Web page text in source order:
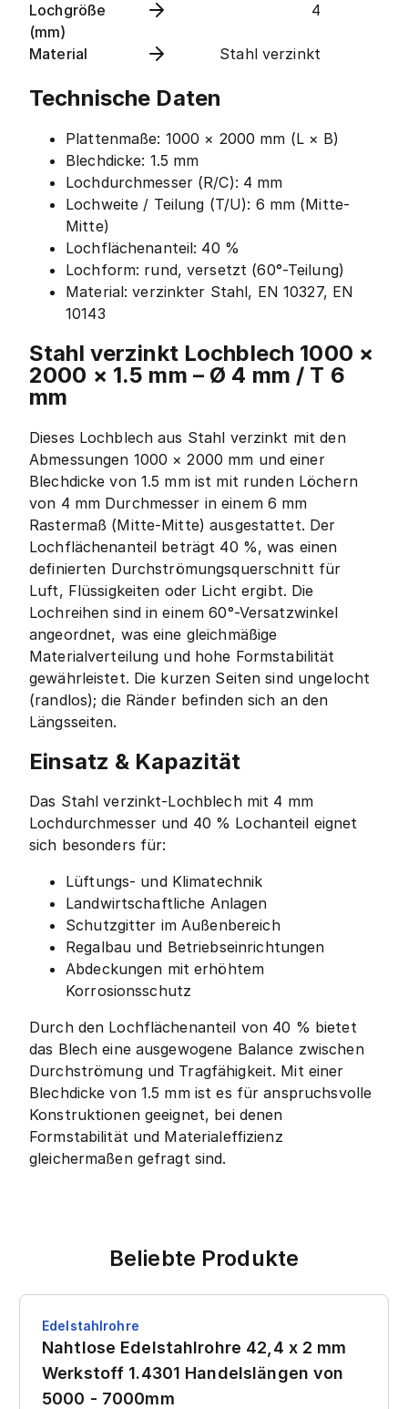
Lochgröße
(mm)
4
Material Stahl verzinkt
Technische Daten
Plattenmaße: 1000 × 2000 mm (L × B)
Blechdicke: 1.5 mm
Lochdurchmesser (R/C): 4 mm
Lochweite / Teilung (T/U): 6 mm (Mitte-
Mitte)
Lochflächenanteil: 40 %
Lochform: rund, versetzt (60°-Teilung)
Material: verzinkter Stahl, EN 10327, EN
10143
Stahl verzinkt Lochblech 1000 ×
2000 × 1.5 mm – Ø 4 mm / T 6
mm
Dieses Lochblech aus Stahl verzinkt mit den
Abmessungen 1000 × 2000 mm und einer
Blechdicke von 1.5 mm ist mit runden Löchern
von 4 mm Durchmesser in einem 6 mm
Rastermaß (Mitte-Mitte) ausgestattet. Der
Lochflächenanteil beträgt 40 %, was einen
definierten Durchströmungsquerschnitt für
Luft, Flüssigkeiten oder Licht ergibt. Die
Lochreihen sind in einem 60°-Versatzwinkel
angeordnet, was eine gleichmäßige
Materialverteilung und hohe Formstabilität
gewährleistet. Die kurzen Seiten sind ungelocht
(randlos); die Ränder befinden sich an den
Längsseiten.
Einsatz & Kapazität
Das Stahl verzinkt-Lochblech mit 4 mm
Lochdurchmesser und 40 % Lochanteil eignet
sich besonders für:
Lüftungs- und Klimatechnik
Landwirtschaftliche Anlagen
Schutzgitter im Außenbereich
Regalbau und Betriebseinrichtungen
Abdeckungen mit erhöhtem
Korrosionsschutz
Durch den Lochflächenanteil von 40 % bietet
das Blech eine ausgewogene Balance zwischen
Durchströmung und Tragfähigkeit. Mit einer
Blechdicke von 1.5 mm ist es für anspruchsvolle
Konstruktionen geeignet, bei denen
Formstabilität und Materialeffizienz
gleichermaßen gefragt sind.
Beliebte Produkte
Edelstahlrohre
Nahtlose Edelstahlrohre 42,4 x 2 mm
Werkstoff 1.4301 Handelslängen von
5000 - 7000mm